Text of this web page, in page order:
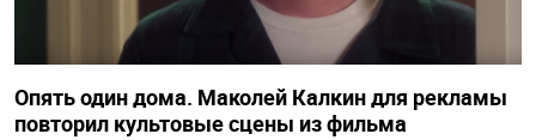
Опять один дома. Маколей Калкин для рекламы
повторил культовые сцены из фильма